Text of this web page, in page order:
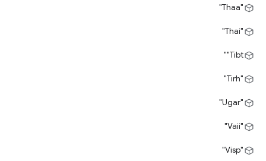
"Thaa"
"Thai"
‎"Tibt"
"Tirh"
"Ugar"
"Vaii"
"Visp"